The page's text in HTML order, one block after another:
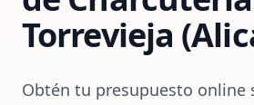
Torrevieja
Obtén tu presupuesto online